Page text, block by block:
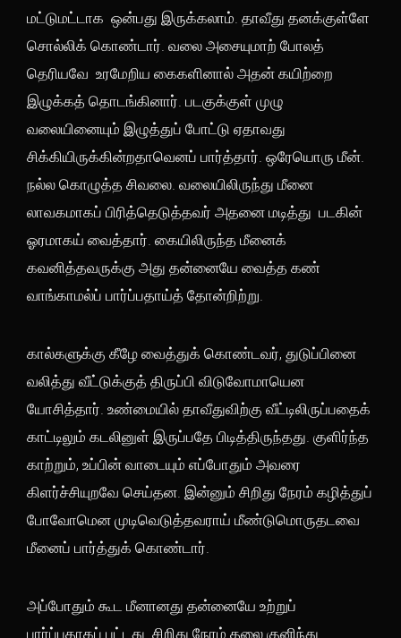
மட்டுமட்டாக ஒன்பது இருக்கலாம். தாவீது தனக்குள்ளே
சொல்லிக் கொண்டார். வலை அசையுமாற் போலத்
தெரியவே உரமேறிய கைகளினால் அதன் கயிற்றை
இழுக்கத் தொடங்கினார். படகுக்குள் முழு
வலையினையும் இழுத்துப் போட்டு ஏதாவது
சிக்கியிருக்கின்றதாவெனப் பார்த்தார். ஒரேயொரு மீன்.
நல்ல கொழுத்த சிவலை. வலையிலிருந்து மீனை
லாவகமாகப் பிரித்தெடுத்தவர் அதனை மடித்து படகின்
ஓரமாகய் வைத்தார். கையிலிருந்த மீனைக்
கவனித்தவருக்கு அது தன்னையே வைத்த கண்
வாங்காமல்ப் பார்ப்பதாய்த் தோன்றிற்று.
கால்களுக்கு கீழே வைத்துக் கொண்டவர், துடுப்பினை
வலித்து வீட்டுக்குத் திருப்பி விடுவோமாயென
யோசித்தார். உண்மையில் தாவீதுவிற்கு வீட்டிலிருப்பதைக்
காட்டிலும் கடலினுள் இருப்பதே பிடித்திருந்தது. குளிர்ந்த
காற்றும், உப்பின் வாடையும் எப்போதும் அவரை
கிளர்ச்சியுறவே செய்தன. இன்னும் சிறிது நேரம் கழித்துப்
போவோமென முடிவெடுத்தவராய் மீண்டுமொருதடவை
மீனைப் பார்த்துக் கொண்டார்.
அப்போதும் கூட மீனானது தன்னையே உற்றுப்
பார்ப்பதாகப் பட்டது. சிறிது நேரம் தலை குனிந்து